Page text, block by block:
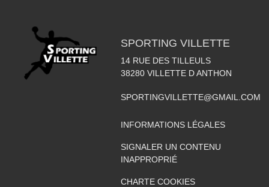
SPORTING VILLETTE
14 RUE DES TILLEULS
38280 VILLETTE D ANTHON
SPORTINGVILLETTE@GMAIL.COM
INFORMATIONS LÉGALES
SIGNALER UN CONTENU
INAPPROPRIÉ
CHARTE COOKIES